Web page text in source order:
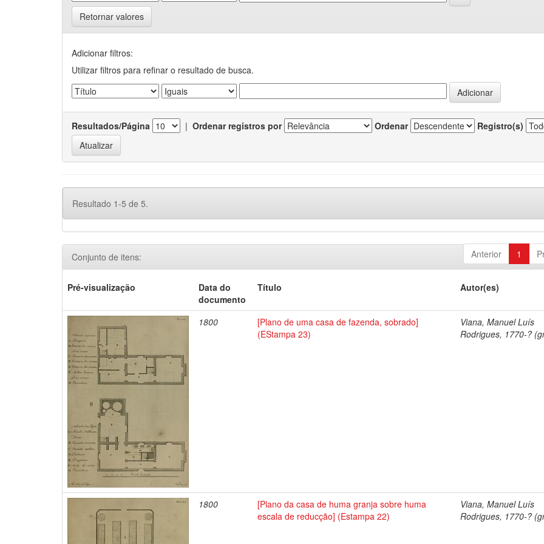
Retornar valores
Adicionar filtros:
Utilizar filtros para refinar o resultado de busca.
Resultados/Página | Ordenar registros por Ordenar Registro(s)
Resultado 1-5 de 5.
Anterior 1
Conjunto de itens:
Pré-visualização
Data do
documento
Título Autor(es)
1800
[Plano de uma casa de fazenda, sobrado]
(EStampa 23)
Viana, Manuel Luís
Rodrigues, 1770-?
1800
[Plano da casa de huma granja sobre huma
escala de reducção] (Estampa 22)
Viana, Manuel Luís
Rodrigues, 1770-?